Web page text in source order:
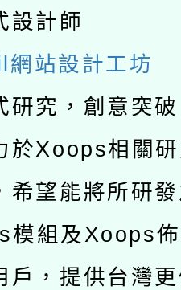
民族歲時祭
期犯罪預防
年70歲以
座「吃得安
退休同仁踴
年度第2次
公告(無人
學行動站研
年度閱讀
專業研習
人工智慧
講師名單
設計師
網站設計工坊
研究，創意突
於Xoops相關
希望能將所研
模組及Xoops
戶，提供台灣